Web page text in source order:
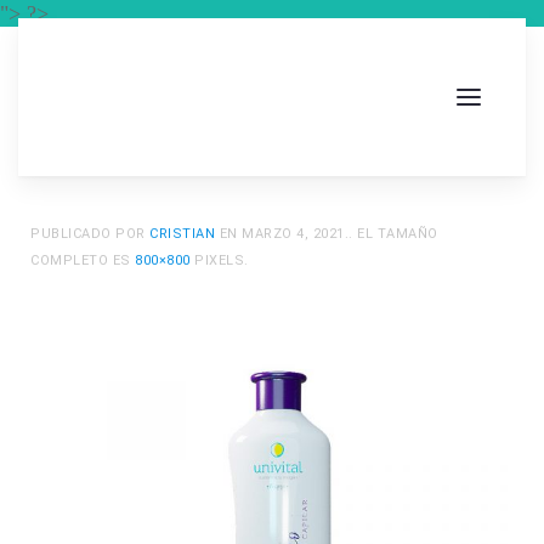
"> ?>
PUBLICADO POR CRISTIAN EN MARZO 4, 2021 .. EL TAMAÑO
COMPLETO ES 800×800 PIXELS.